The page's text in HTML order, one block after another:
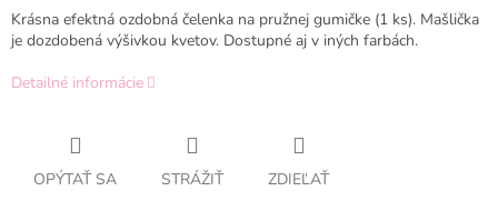
Krásna efektná ozdobná čelenka na pružnej gumičke (1 ks). Mašlička
je dozdobená výšivkou kvetov. Dostupné aj v iných farbách.
Detailné informácie
OPÝTAŤ SA STRÁŽIŤ ZDIEĽAŤ